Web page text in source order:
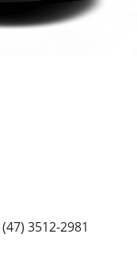
(47) 3512-2981